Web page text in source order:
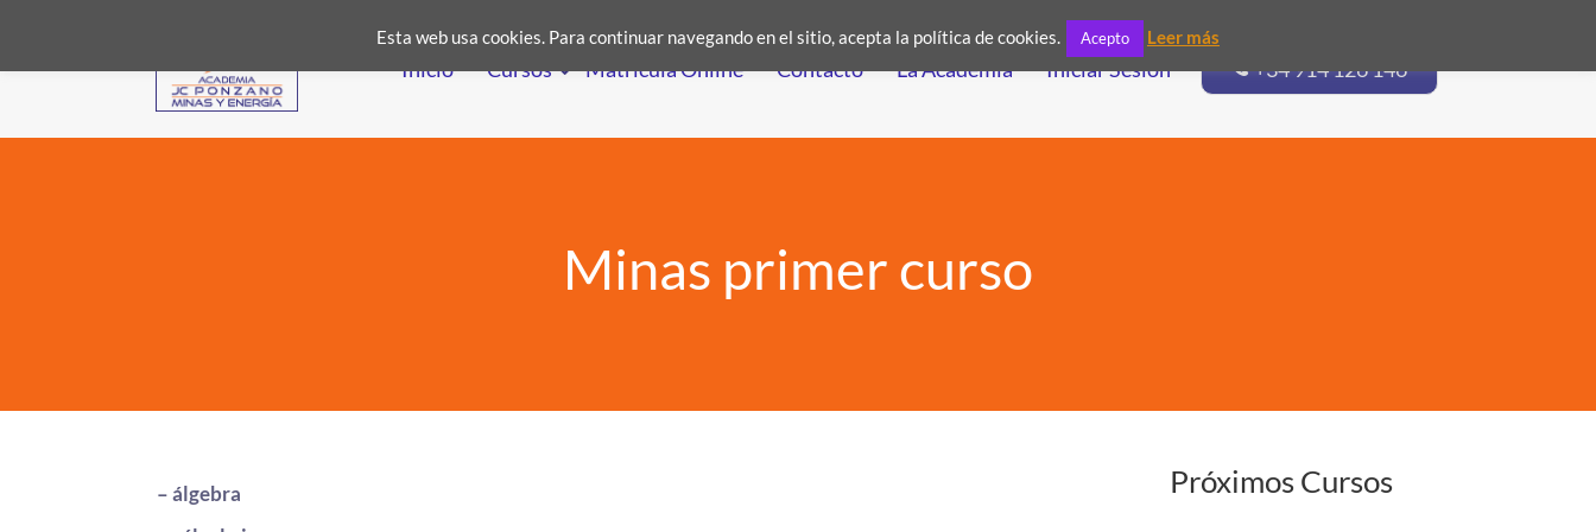
Inicio Cursos Matrícula Online Contacto La Academia Iniciar Sesión +34 914 126 146
Minas primer curso
– álgebra
Próximos Cursos
Esta web usa cookies. Para continuar navegando en el sitio, acepta la política de cookies. Acepto Leer más